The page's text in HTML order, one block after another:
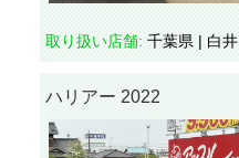
取り扱い店舗: 千葉県 | 白井
ハリアー 2022